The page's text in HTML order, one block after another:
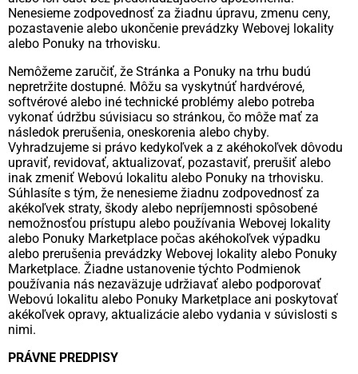
Nenesieme zodpovednosť za žiadnu úpravu, zmenu ceny,
pozastavenie alebo ukončenie prevádzky Webovej lokality
alebo Ponuky na trhovisku.
Nemôžeme zaručiť, že Stránka a Ponuky na trhu budú
nepretržite dostupné. Môžu sa vyskytnúť hardvérové,
softvérové alebo iné technické problémy alebo potreba
vykonať údržbu súvisiacu so stránkou, čo môže mať za
následok prerušenia, oneskorenia alebo chyby.
Vyhradzujeme si právo kedykoľvek a z akéhokoľvek dôvodu
upraviť, revidovať, aktualizovať, pozastaviť, prerušiť alebo
inak zmeniť Webovú lokalitu alebo Ponuky na trhovisku.
Súhlasíte s tým, že nenesieme žiadnu zodpovednosť za
akékoľvek straty, škody alebo nepríjemnosti spôsobené
nemožnosťou prístupu alebo používania Webovej lokality
alebo Ponuky Marketplace počas akéhokoľvek výpadku
alebo prerušenia prevádzky Webovej lokality alebo Ponuky
Marketplace. Žiadne ustanovenie týchto Podmienok
používania nás nezaväzuje udržiavať alebo podporovať
Webovú lokalitu alebo Ponuky Marketplace ani poskytovať
akékoľvek opravy, aktualizácie alebo vydania v súvislosti s
nimi.
PRÁVNE PREDPISY